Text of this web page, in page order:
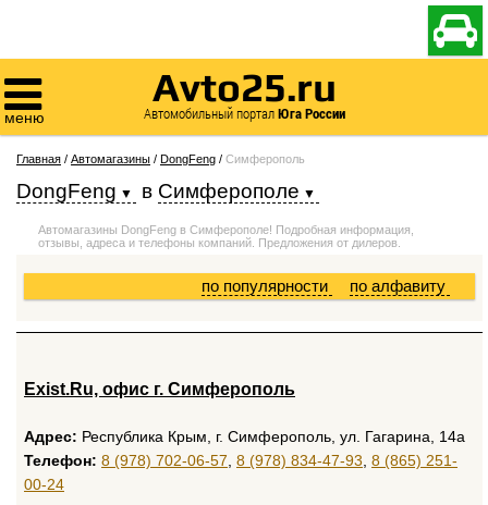


меню
Avto25.ru
Автомобильный порталЮга России
Главная / Автомагазины / DongFeng / Симферополь
DongFeng в Симферополе
Автомагазины DongFeng в Симферополе! Подробная информация,
отзывы, адреса и телефоны компаний. Предложения от дилеров.
по алфавиту
по популярности
Exist.Ru, офис г. Симферополь
Адрес: Республика Крым, г. Симферополь, ул. Гагарина, 14а
Телефон: 8 (978) 702-06-57 8 (978) 834-47-93 8 (865) 251-
00-24